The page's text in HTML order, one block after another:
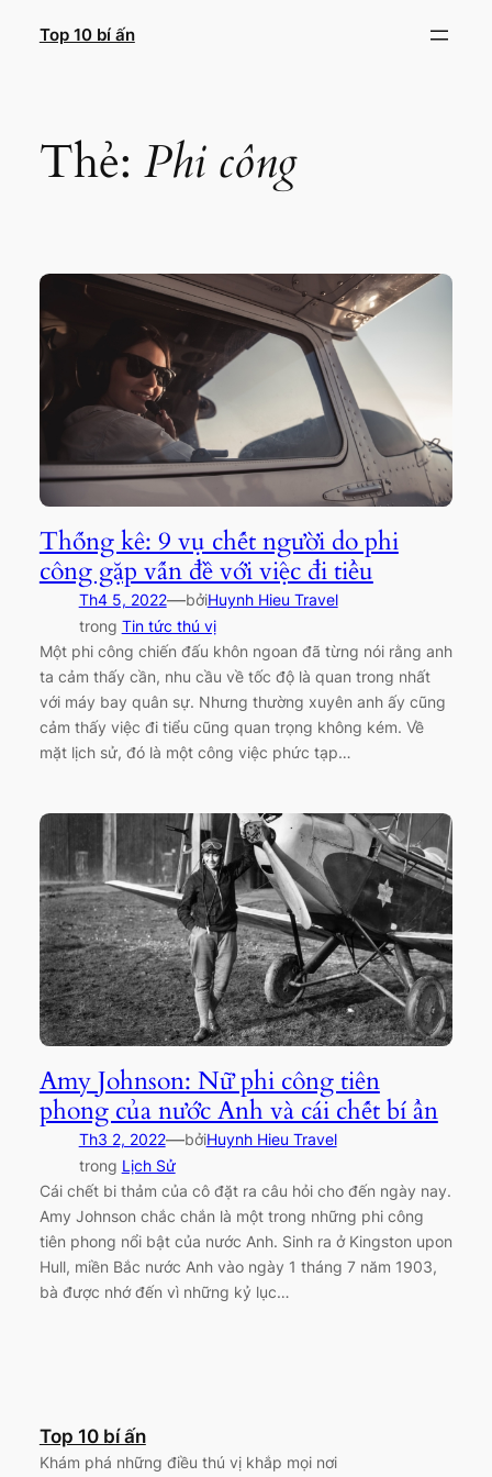
Top 10 bí ấn
Thẻ: Phi công
Thống kê: 9 vụ chết người do phi
công gặp vấn đề với việc đi tiểu
Th4 5, 2022—bởiHuynh Hieu Travel
trong Tin tức thú vị
Một phi công chiến đấu khôn ngoan đã từng nói rằng anh
ta cảm thấy cần, nhu cầu về tốc độ là quan trong nhất
với máy bay quân sự. Nhưng thường xuyên anh ấy cũng
cảm thấy việc đi tiểu cũng quan trọng không kém. Về
mặt lịch sử, đó là một công việc phức tạp…
Amy Johnson: Nữ phi công tiên
phong của nước Anh và cái chết bí ẩn
Th3 2, 2022—bởiHuynh Hieu Travel
trong Lịch Sử
Cái chết bi thảm của cô đặt ra câu hỏi cho đến ngày nay.
Amy Johnson chắc chắn là một trong những phi công
tiên phong nổi bật của nước Anh. Sinh ra ở Kingston upon
Hull, miền Bắc nước Anh vào ngày 1 tháng 7 năm 1903,
bà được nhớ đến vì những kỷ lục…
Top 10 bí ấn
Khám phá những điều thú vị khắp mọi nơi